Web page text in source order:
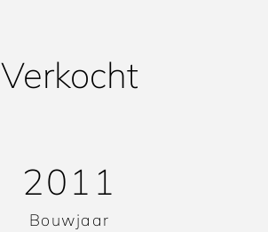
Verkocht
2011
Bouwjaar